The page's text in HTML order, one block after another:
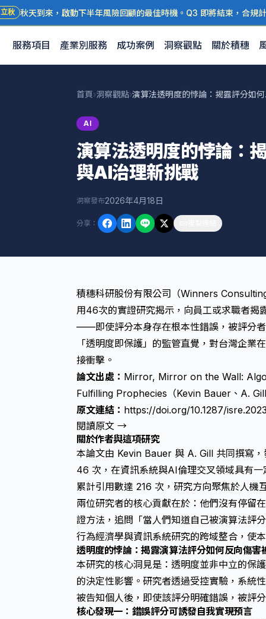
立秋 秋天到來，啟動下半年風險回顧的最佳時機。Q3 即將結束，合規
服務項目 產業別服務 成功案例 洞察觀點 關於積穗
首頁›洞察觀點› 演算法
AI
演算法透明度的悖論：
與AI治理新挑戰
洞察發布2026年4月18日
分享 ：
積穗科研股份有限公司（Winners
用46次的實證研究揭示，向員工或求職者揭
——即使評分本身存在根本性錯誤，被評分
「透明度即保護」的監管直覺，對台灣企
接衝擊。
論文出處： Mirror, Mirror on the Wall:
Fulfilling Prophecies（Kevin Bauer、A. Gill
原文連結： https://doi.org/10.1287/
閱讀原文 →
關於作者與這項研究
本論文由 Kevin Bauer 與 A. Gill 共同撰寫
46 次，在資訊系統與AI倫理交叉領域具有
累計引用數達 216 次，研究方向聚焦於人機
兩位研究者的核心貢獻在於：他們沒有停留
證方法，追問「當人們知道自己被演算法評
行為經濟學與資訊系統研究的跨域整合，使
透明度的悖論：揭露演算法評分如何反向傷害
本研究的核心洞見是： 透明度並非中立的保
的決定性影響。研究者透過受控實驗，系統
被告知個人後，即使該評分明確錯誤，被評
核心發現一：錯誤評分可誘發自我實現預言